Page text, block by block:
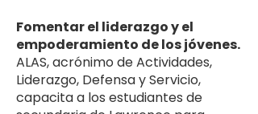
Fomentar el liderazgo y el
empoderamiento de los jóvenes.
ALAS, acrónimo de Actividades,
Liderazgo, Defensa y Servicio,
capacita a los estudiantes de